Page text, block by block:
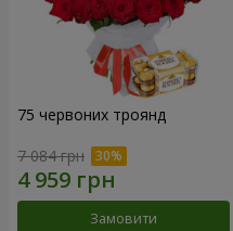
75 червоних троянд
7 084 грн
Замовити